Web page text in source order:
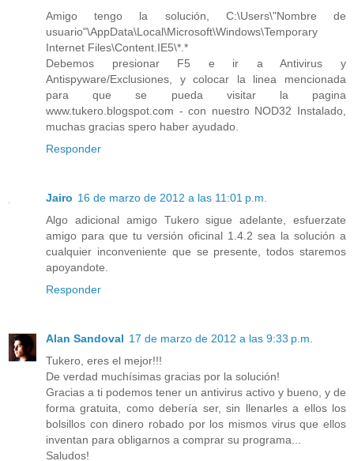
Amigo tengo la solución, C:\Users\"Nombre de
usuario"\AppData\Local\Microsoft\Windows\Temporary
Internet Files\Content.IE5\*.*
Debemos presionar F5 e ir a Antivirus y
Antispyware/Exclusiones, y colocar la linea mencionada
para que se pueda visitar la pagina
www.tukero.blogspot.com - con nuestro NOD32 Instalado,
muchas gracias spero haber ayudado.
Responder
Jairo 16 de marzo de 2012 a las 11:01 p.m.
Algo adicional amigo Tukero sigue adelante, esfuerzate
amigo para que tu versión oficinal 1.4.2 sea la solución a
cualquier inconveniente que se presente, todos staremos
apoyandote.
Responder
Alan Sandoval 17 de marzo de 2012 a las 9:33 p.m.
Tukero, eres el mejor!!!
De verdad muchísimas gracias por la solución!
Gracias a ti podemos tener un antivirus activo y bueno, y de
forma gratuita, como debería ser, sin llenarles a ellos los
bolsillos con dinero robado por los mismos virus que ellos
inventan para obligarnos a comprar su programa...
Saludos!